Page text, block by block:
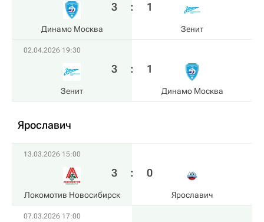
Динамо Москва
3 : 1
Зенит
02.04.2026 19:30
Зенит
3 : 1
Динамо Москва
Ярославич
13.03.2026 15:00
Локомотив Новосибирск
3 : 0
Ярославич
07.03.2026 17:00